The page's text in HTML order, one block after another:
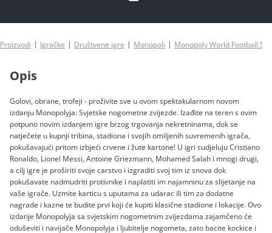
Proizvodi Igračke Društvene igre Monopoli Monopoly World Football
Opis
Golovi, obrane, trofeji - proživite sve u ovom spektakularnom novom
izdanju Monopolyja: Svjetske nogometne zvijezde. Izađite na teren s ovim
potpuno novim izdanjem igre brzog trgovanja nekretninama, dok se
natječete u kupnji tribina, stadiona i svojih omiljenih suvremenih igrača,
pokušavajući pritom izbjeći crvene i žute kartone! U igri sudjeluju Cristiano
Ronaldo, Lionel Messi, Antoine Griezmann, Mohamed Salah i mnogi drugi,
a cilj igre je proširiti svoje carstvo i izgraditi svoj tim iz snova dok
pokušavate nadmudriti protivnike i naplatiti im najamninu za slijetanje na
vaše igrače. Uzmite karticu s uputama za udarac ili tim za dodatne
nagrade i kazne te budite prvi koji će kupiti klasične stadione i lokacije. Ovo
izdanje Monopolyja sa svjetskim nogometnim zvijezdama zajamčeno će
oduševiti i navijače Monopolyja i ljubitelje nogometa, zato bacite kockice i